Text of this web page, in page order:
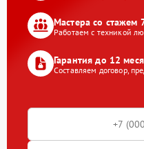
Мастера со стажем
Работаем с техникой
Гарантия до 12
Составляем договор,